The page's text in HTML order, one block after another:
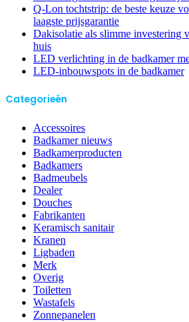
Q-Lon tochtstrip: de beste keuze
laagste prijsgarantie
Dakisolatie als slimme investering
huis
LED verlichting in de badkamer
LED-inbouwspots in de badkamer
Categorieën
Accessoires
Badkamer nieuws
Badkamerproducten
Badkamers
Badmeubels
Dealer
Douches
Fabrikanten
Keramisch sanitair
Kranen
Ligbaden
Merk
Overig
Toiletten
Wastafels
Zonnepanelen